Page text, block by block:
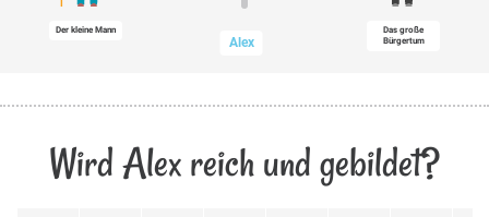
Der kleine Mann
Alex
Das große
Bürgertum
Wird Alex reich und gebildet?